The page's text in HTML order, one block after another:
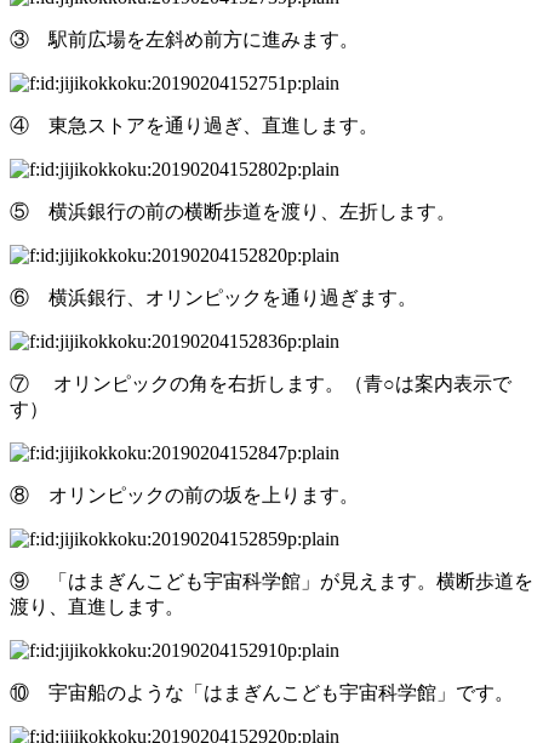
③ 駅前広場を左斜め前方に進みます。
④ 東急ストアを通り過ぎ、直進します。
⑤ 横浜銀行の前の横断歩道を渡り、左折します。
⑥ 横浜銀行、オリンピックを通り過ぎます。
⑦ オリンピックの角を右折します。（青○は案内表示で
す）
⑧ オリンピックの前の坂を上ります。
⑨ 「はまぎんこども宇宙科学館」が見えます。横断歩道を
渡り、直進します。
⑩ 宇宙船のような「はまぎんこども宇宙科学館」です。